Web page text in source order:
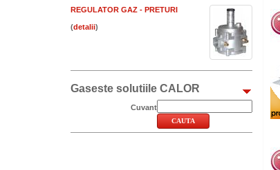
REGULATOR GAZ - PRETURI
( )
Gaseste solutiile CALOR
Cuvant